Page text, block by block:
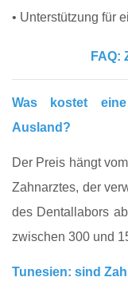
• Unterstützung für
FAQ:
Was kostet
Ausland?
Der Preis hängt
Zahnarztes, der
des Dentallabors
zwischen 300 und
Tunesien: sind